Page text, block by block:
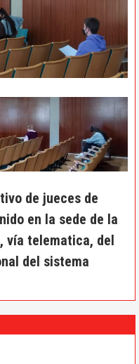
de jueces de
en la sede de la
vía telematica, del
del sistema